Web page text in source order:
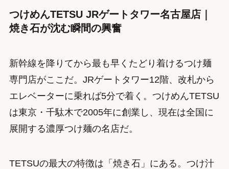
つけめんTETSU JRゲートタワー名古屋店｜
焼き石が沈む瞬間の興奮
新幹線を降りてから最も早くたどり着けるつけ麺
専門店がここだ。JRゲートタワー12階、改札から
エレベーターに乗れば5分で着く。つけめんTETSU
は東京・千駄木で2005年に創業し、現在は全国に
展開する濃厚つけ麺の名店だ。
TETSUの最大の特徴は「焼き石」にある。つけ汁